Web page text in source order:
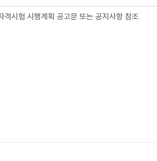
격시험 시행계획 공고문 또는 공지사항 참조